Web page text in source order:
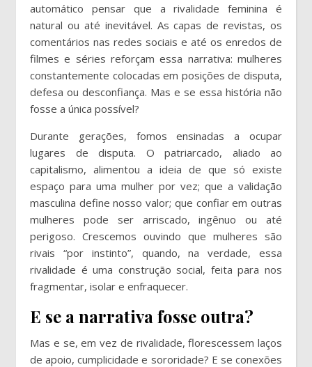
automático pensar que a rivalidade feminina é
natural ou até inevitável. As capas de revistas, os
comentários nas redes sociais e até os enredos de
filmes e séries reforçam essa narrativa: mulheres
constantemente colocadas em posições de disputa,
defesa ou desconfiança. Mas e se essa história não
fosse a única possível?
Durante gerações, fomos ensinadas a ocupar
lugares de disputa. O patriarcado, aliado ao
capitalismo, alimentou a ideia de que só existe
espaço para uma mulher por vez; que a validação
masculina define nosso valor; que confiar em outras
mulheres pode ser arriscado, ingênuo ou até
perigoso. Crescemos ouvindo que mulheres são
rivais “por instinto”, quando, na verdade, essa
rivalidade é uma construção social, feita para nos
fragmentar, isolar e enfraquecer.
E se a narrativa fosse outra?
Mas e se, em vez de rivalidade, florescessem laços
de apoio, cumplicidade e sororidade? E se conexões